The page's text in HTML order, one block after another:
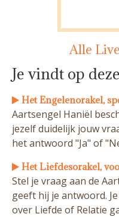
Alle
Je vindt op
Het Engelenorakel,
Aartsengel Haniël
jezelf duidelijk jouw
het antwoord "Ja" of
Het Liefdesorakel,
Stel je vraag aan de
geeft hij je antwoord.
over Liefde of Relatie